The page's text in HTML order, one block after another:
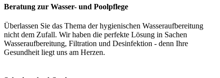
Beratung zur Wasser- und Poolpflege
Überlassen Sie das Thema der hygienischen Wasseraufbereitung
nicht dem Zufall. Wir haben die perfekte Lösung in Sachen
Wasseraufbereitung, Filtration und Desinfektion - denn Ihre
Gesundheit liegt uns am Herzen.